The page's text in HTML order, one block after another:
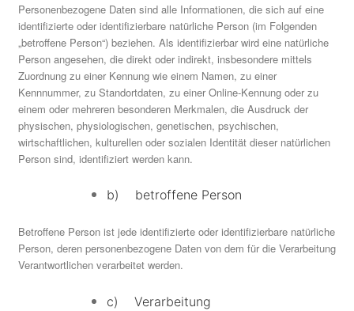
Personenbezogene Daten sind alle Informationen, die sich auf eine
identifizierte oder identifizierbare natürliche Person (im Folgenden
„betroffene Person“) beziehen. Als identifizierbar wird eine natürliche
Person angesehen, die direkt oder indirekt, insbesondere mittels
Zuordnung zu einer Kennung wie einem Namen, zu einer
Kennnummer, zu Standortdaten, zu einer Online-Kennung oder zu
einem oder mehreren besonderen Merkmalen, die Ausdruck der
physischen, physiologischen, genetischen, psychischen,
wirtschaftlichen, kulturellen oder sozialen Identität dieser natürlichen
Person sind, identifiziert werden kann.
b) betroffene Person
Betroffene Person ist jede identifizierte oder identifizierbare natürliche
Person, deren personenbezogene Daten von dem für die Verarbeitung
Verantwortlichen verarbeitet werden.
c) Verarbeitung